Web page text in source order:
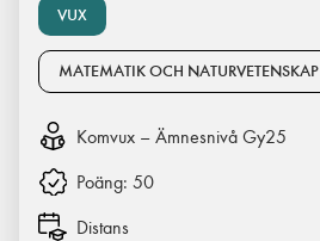
VUX
MATEMATIK OCH NATURVETENSKAP
Komvux – Ämnesnivå Gy25
Poäng: 50
Distans